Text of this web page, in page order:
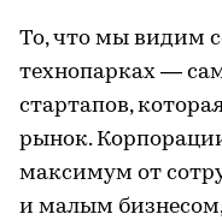
То, что мы видим
технопарках —
стартапов,
рынок.
максимум от
и малым бизнесом,